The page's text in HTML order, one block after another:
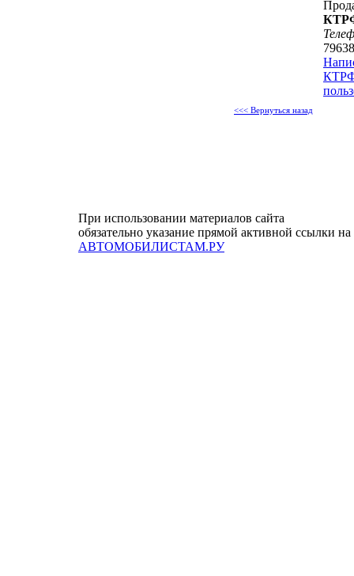
КТРФ
<<< Вернуться назад
При использовании материалов сайта
обязательно указание прямой активной ссылки на
АВТОМОБИЛИСТАМ.РУ